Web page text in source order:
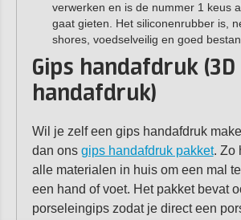
verwerken en is de nummer 1 keus
gaat gieten. Het siliconenrubber is,
shores, voedselveilig en goed
Gips handafdruk (3D
handafdruk)
Wil je zelf een gips handafdruk
dan ons gips handafdruk pakket. Zo
alle materialen in huis om een mal
een hand of voet. Het pakket bevat
porseleingips zodat je direct een